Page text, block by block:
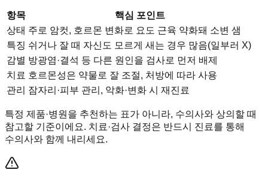
항목
핵심 포인트
상태 주로 암컷, 호르몬 변화로 요도 근육 약화돼 소변 샘
특징 쉬거나 잘 때 자신도 모르게 새는 경우 많음(일부러 X)
감별 방광염·결석 등 다른 원인을 검사로 먼저 배제
치료 호르몬성은 약물로 잘 조절, 처방에 따라 사용
관리 잠자리·피부 관리, 악화·변화 시 재진료
특정 제품·병원을 추천하는 표가 아니라, 수의사와 상의할 때
참고할 기준이에요. 치료·검사 결정은 반드시 진료를 통해
수의사와 함께 내리세요.